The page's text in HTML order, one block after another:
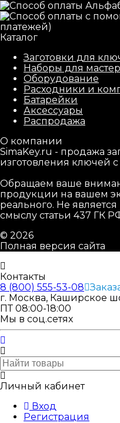
Каталог
Заготовки для
Наборы для
Оборудование
Расходники и
Батарейки
Аксессуары
Распродажа
О компании
SimaKey.ru - продажа
изготовления ключей с
Обращаем ваше
продукции на вашем
реального. Не
смыслу статьи 437 ГК
© 2026
Полная версия сайта
Контакты
8 (800) 555-53-08
г. Москва, Каширское
ПТ 08:00-18:00
Мы в соц.сетях
Личный кабинет
Вход
Регистрация